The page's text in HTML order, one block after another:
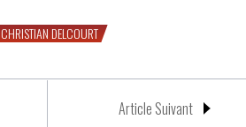
CHRISTIAN DELCOURT
Article Suivant